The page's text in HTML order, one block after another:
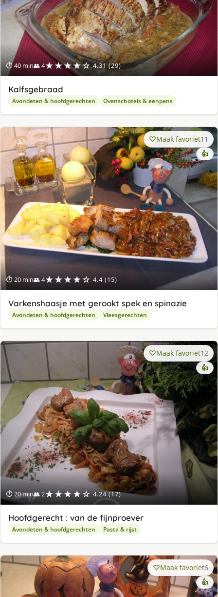
⏱ 40 min👥 4★★★★☆ 4.31 (29)
Kalfsgebraad
Avondeten & hoofdgerechten Ovenschotels & eenpans
⏱ 20 min👥 4★★★★☆ 4.4 (15)
Maak favoriet11
👍
Varkenshaasje met gerookt spek en spinazie
Avondeten & hoofdgerechten Vleesgerechten
⏱ 20 min👥 2★★★★☆ 4.24 (17)
Maak favoriet12
👍
Hoofdgerecht : van de fijnproever
Avondeten & hoofdgerechten Pasta & rijst
Maak favoriet6
👍